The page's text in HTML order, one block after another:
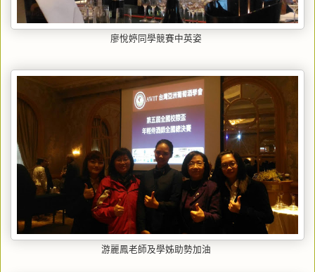
廖悅婷同學競賽中英姿
游麗鳳老師及學姊助勢加油